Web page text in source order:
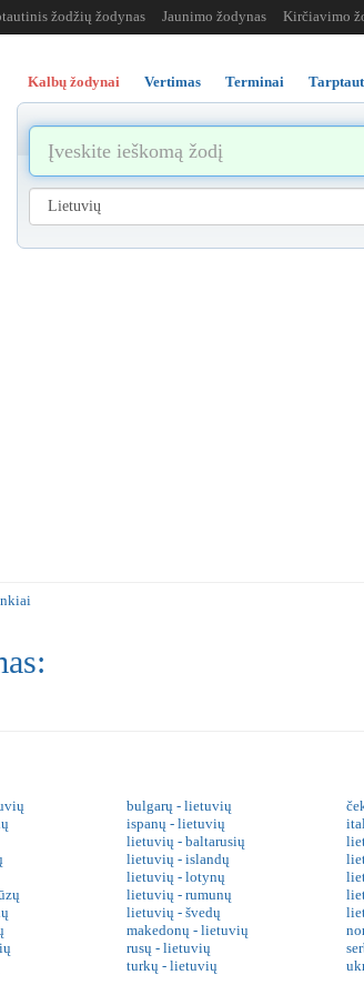
žodžių žodynas Jaunimo žodynas Kirčiavimo
Kalbų žodynai Vertimas Terminai
bulgarų - lietuvių
ispanų - lietuvių
lietuvių - baltarusių
lietuvių - islandų
lietuvių - lotynų
lietuvių - rumunų
lietuvių - švedų
makedonų - lietuvių
rusų - lietuvių
turkų - lietuvių